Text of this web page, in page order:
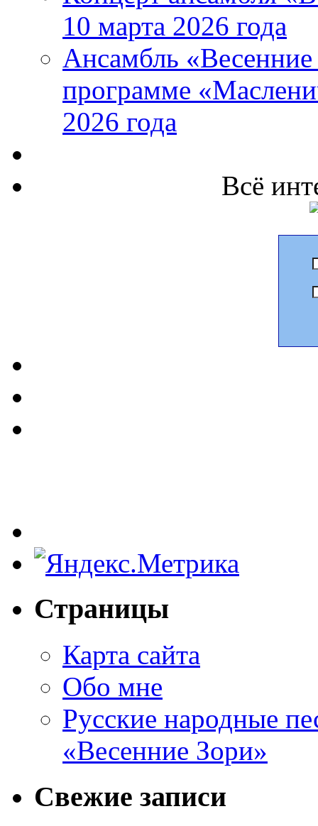
10 марта 2026 года
Ансамбль «Весенние
программе
2026 года
Всё
Страницы
Карта сайта
Обо мне
Русские народные
«Весенние Зори»
Свежие записи